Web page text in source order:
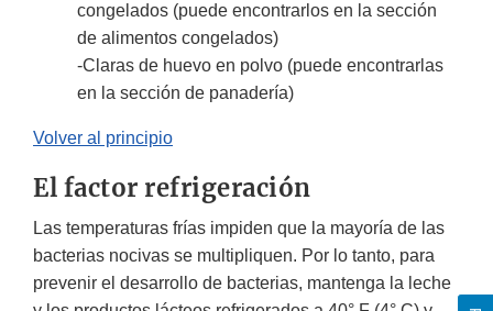
congelados (puede encontrarlos en la sección
de alimentos congelados)
-Claras de huevo en polvo (puede encontrarlas
en la sección de panadería)
Volver al principio
El factor refrigeración
Las temperaturas frías impiden que la mayoría de las
bacterias nocivas se multipliquen. Por lo tanto, para
prevenir el desarrollo de bacterias, mantenga la leche